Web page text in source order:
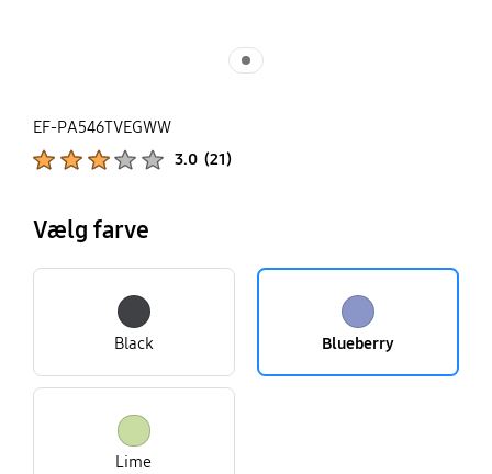
EF-PA546TVEGWW
3.0 (21)
Vælg farve
Black Blueberry
Lime